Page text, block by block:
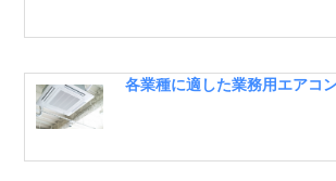
各業種に適した業務用エアコ